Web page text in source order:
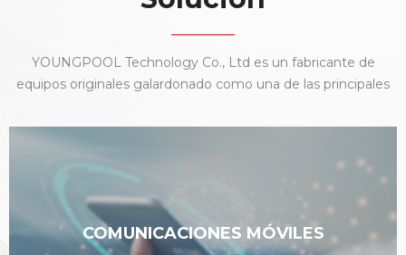
YOUNGPOOL Technology Co., Ltd es un fabricante de
equipos originales galardonado como una de las principales
equipo de élite de investigación y desarrollo, producción,
capacidades en la industria de fabricación electrónica.
COMUNICACIONES MÓVILES